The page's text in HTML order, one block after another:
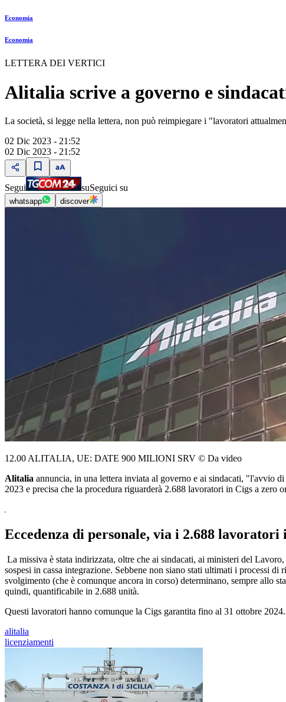
Economia
Economia
LETTERA DEI VERTICI
Alitalia scrive a governo e
La società, si legge nella lettera, non può reimpiegare i "lavoratori
02 Dic 2023 - 21:52
02 Dic 2023 - 21:52
Segui suSeguici su
whatsapp discover
12.00 ALITALIA, UE: DATE 900 MILIONI SRV © Da video
Alitalia annuncia, in una lettera inviata al governo e ai sindacati, "l'avvio
2023 e precisa che la procedura riguarderà 2.688 lavoratori in Cigs a zero
Eccedenza di personale, via i 2.688 lavoratori
La missiva è stata indirizzata, oltre che ai sindacati, ai ministeri del
sospesi in cassa integrazione. Sebbene non siano stati ultimati i processi
svolgimento (che è comunque ancora in corso) determinano, sempre allo
quindi, quantificabile in 2.688 unità.
Questi lavoratori hanno comunque la Cigs garantita fino al 31 ottobre 2024.
alitalia
licenziamenti